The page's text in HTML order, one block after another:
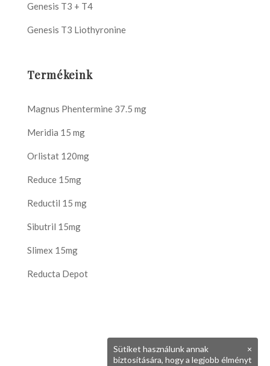
Genesis T3 + T4
Genesis T3 Liothyronine
Termékeink
Magnus Phentermine 37.5 mg
Meridia 15 mg
Orlistat 120mg
Reduce 15mg
Reductil 15 mg
Sibutril 15mg
Slimex 15mg
Reducta Depot
×
Sütiket használunk annak
biztosítására, hogy a legjobb élményt